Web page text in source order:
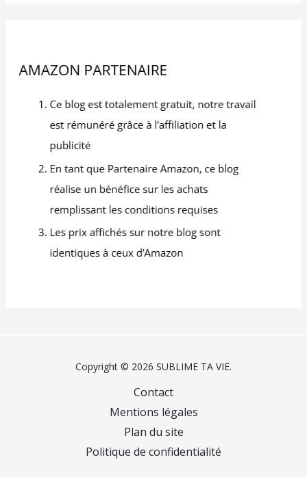
Copyright © 2026 SUBLIME TA VIE.
Contact
Mentions légales
Plan du site
Politique de confidentialité